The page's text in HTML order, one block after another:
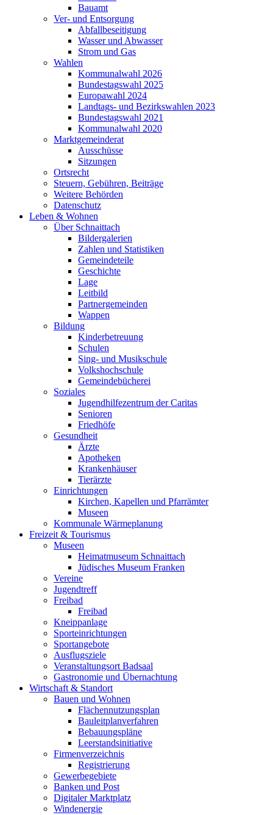
Bauamt
Ver- und Entsorgung
Abfallbeseitigung
Wasser und Abwasser
Strom und Gas
Wahlen
Kommunalwahl 2026
Bundestagswahl 2025
Europawahl 2024
Landtags- und Bezirkswahlen 2023
Bundestagswahl 2021
Kommunalwahl 2020
Marktgemeinderat
Ausschüsse
Sitzungen
Ortsrecht
Steuern, Gebühren, Beiträge
Weitere Behörden
Datenschutz
Leben & Wohnen
Über Schnaittach
Bildergalerien
Zahlen und Statistiken
Gemeindeteile
Geschichte
Lage
Leitbild
Partnergemeinden
Wappen
Bildung
Kinderbetreuung
Schulen
Sing- und Musikschule
Volkshochschule
Gemeindebücherei
Soziales
Jugendhilfezentrum der Caritas
Senioren
Friedhöfe
Gesundheit
Ärzte
Apotheken
Krankenhäuser
Tierärzte
Einrichtungen
Kirchen, Kapellen und Pfarrämter
Museen
Kommunale Wärmeplanung
Freizeit & Tourismus
Museen
Heimatmuseum Schnaittach
Jüdisches Museum Franken
Vereine
Jugendtreff
Freibad
Freibad
Kneippanlage
Sporteinrichtungen
Sportangebote
Ausflugsziele
Veranstaltungsort Badsaal
Gastronomie und Übernachtung
Wirtschaft & Standort
Bauen und Wohnen
Flächennutzungsplan
Bauleitplanverfahren
Bebauungspläne
Leerstandsinitiative
Firmenverzeichnis
Registrierung
Gewerbegebiete
Banken und Post
Digitaler Marktplatz
Windenergie